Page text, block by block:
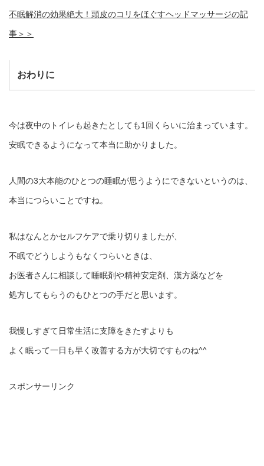
不眠解消の効果絶大！頭皮のコリをほぐすヘッドマッサージの記
事＞＞
おわりに
今は夜中のトイレも起きたとしても1回くらいに治まっています。
安眠できるようになって本当に助かりました。
人間の3大本能のひとつの睡眠が思うようにできないというのは、
本当につらいことですね。
私はなんとかセルフケアで乗り切りましたが、
不眠でどうしようもなくつらいときは、
お医者さんに相談して睡眠剤や精神安定剤、漢方薬などを
処方してもらうのもひとつの手だと思います。
我慢しすぎて日常生活に支障をきたすよりも
よく眠って一日も早く改善する方が大切ですものね^^
スポンサーリンク